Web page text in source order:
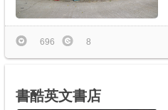
696 8
書酷英文書店